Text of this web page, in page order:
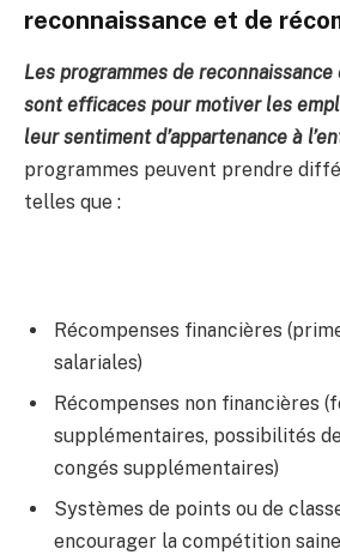
reconnaissance et de
Les programmes de
sont efficaces pour motiver les
leur sentiment d’appartenance à
programmes peuvent prendre
telles que :
Récompenses financières
salariales)
Récompenses non financières
supplémentaires, possibilités
congés supplémentaires)
Systèmes de points ou de
encourager la compétition